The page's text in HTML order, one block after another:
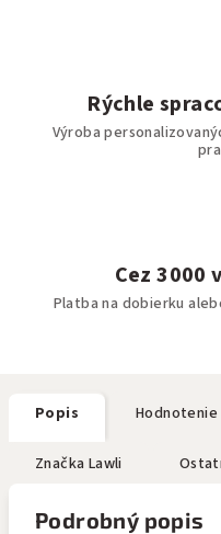
Rýchle
Výroba
Cez 3000
Platba na dobierku
Popis Hodnotenie
Značka Lawli
Podrobný popis